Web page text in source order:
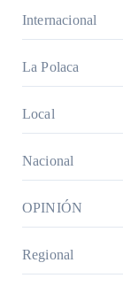
Internacional
La Polaca
Local
Nacional
OPINIÓN
Regional